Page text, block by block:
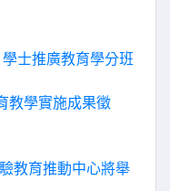
士推廣教育學分班
教學實施成果徵
教育推動中心將舉